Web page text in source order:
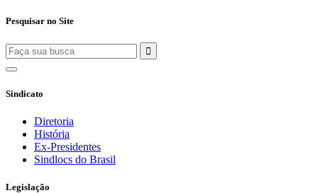
Pesquisar no Site
Sindicato
Diretoria
História
Ex-Presidentes
Sindlocs do Brasil
Legislação